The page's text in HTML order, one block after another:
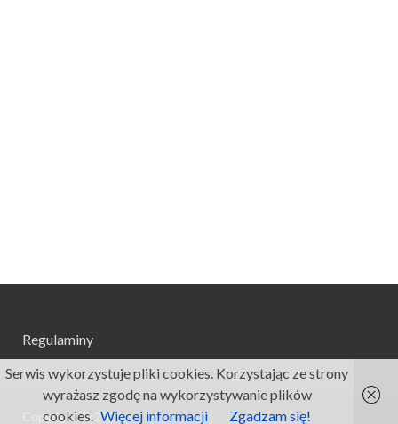
Regulaminy
Copyright © 2026.
Serwis wykorzystuje pliki cookies. Korzystając ze strony
wyrażasz zgodę na wykorzystywanie plików
cookies. Więcej informacji Zgadzam się!